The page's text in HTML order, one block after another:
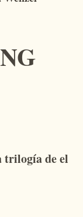
trilogía de el